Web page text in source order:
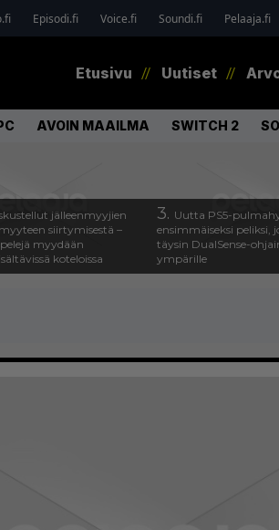
Episodi.fi Voice.fi Soundi.fi Pelaaja.fi
Etusivu Uutiset
AVOIN MAAILMA SWITCH 2
jälleenmyyjien
siirtymisestä –
myydään
koteloissa
3. Uutta PS5-
ensimmäiseksi peliksi,
täysin DualSense-
ympärille